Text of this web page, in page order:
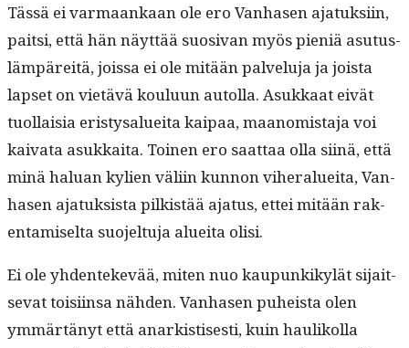
Tässä ei var­maankaan ole ero Van­hasen ajatuk­si­in,
pait­si, että hän näyt­tää suo­si­van myös pieniä asu­tus­
läm­päre­itä, jois­sa ei ole mitään palvelu­ja ja joista
lapset on vietävä koulu­un autol­la. Asukkaat eivät
tuol­laisia eristysaluei­ta kaipaa, maan­omis­ta­ja voi
kai­va­ta asukkai­ta. Toinen ero saat­taa olla siinä, että
minä halu­an kylien väli­in kun­non viher­aluei­ta, Van­
hasen ajatuk­sista pilk­istää aja­tus, ettei mitään rak­
en­tamiselta suo­jel­tu­ja aluei­ta olisi.
Ei ole yhden­tekevää, miten nuo kaupunkikylät sijait­
se­vat toisi­in­sa näh­den. Van­hasen puheista olen
ymmärtänyt että anark­istis­es­ti, kuin haulikol­la